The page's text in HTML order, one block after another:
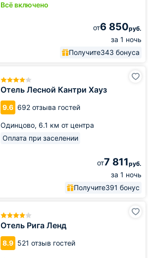
Всё включено
от6 850руб.
за 1 ночь
Получите343 бонуса
Отель Лесной Кантри Хауз
9.6 692 отзыва гостей
Одинцово, 6.1 км от центра
Оплата при заселении
от7 811руб.
за 1 ночь
Получите391 бонус
Отель Рига Ленд
8.9 521 отзыв гостей